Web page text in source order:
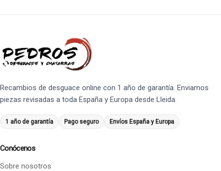
Recambios de desguace online con 1 año de garantía. Enviamos
piezas revisadas a toda España y Europa desde Lleida.
1 año de garantía Pago seguro Envíos España y Europa
Conócenos
Sobre nosotros